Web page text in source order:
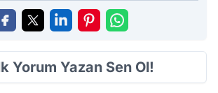
Yorum Yazan Sen Ol!